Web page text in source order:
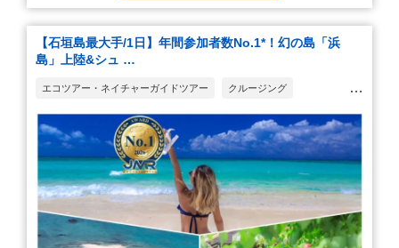
【石垣島最大手/1日】年間参加者数No.1*！幻の島「浜
島」上陸&シュ …
エコツアー・ネイチャーガイドツアー クルージング
シュノーケリング(スノーケリング) 観光ツアー
世界遺産・建築巡り 動物